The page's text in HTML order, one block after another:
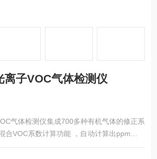
离子VOC气体检测仪
气体检测仪集成700多种有机气体的修正系
合VOC系数计算功能 ，自动计算出ppm修正
能更加准确测量浓度。